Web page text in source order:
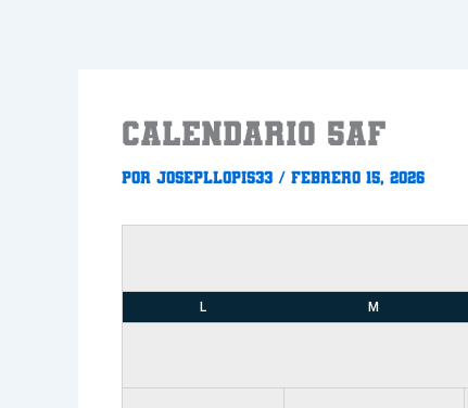
CALENDARIO 5aF
Por Josepllopis33 / febrero 15, 2026
L M